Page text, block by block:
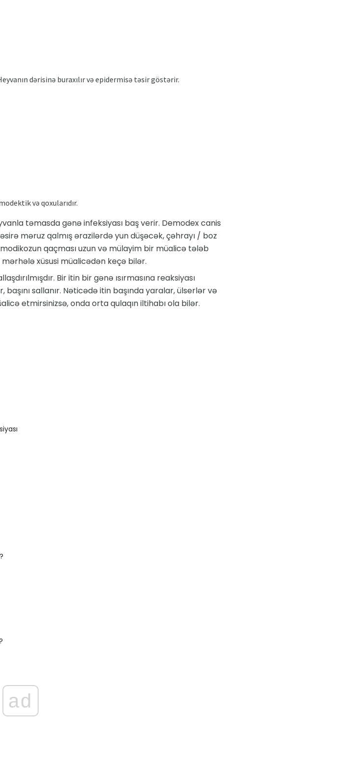
dərisinə buraxılır və epidermisə təsir göstərir.
və qoxularıdır.
təmasda gənə infeksiyası baş verir. Demodex canis
məruz qalmış ərazilərdə yun düşəcək, çəhrayı / boz
qaçması uzun və mülayim bir müalicə tələb
xüsusi müalicədən keçə bilər.
Bir itin bir gənə ısırmasına reaksiyası
başını sallanır. Nəticədə itin başında yaralar, ülserlər və
etmirsinizsə, onda orta qulaqın iltihabı ola bilər.
ad